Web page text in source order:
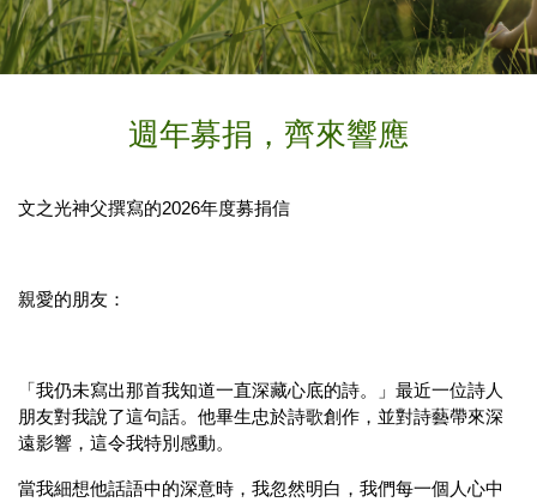
週年募捐，齊來響應
文之光神父撰寫的2026年度募捐信
親愛的朋友：
「我仍未寫出那首我知道一直深藏心底的詩。」最近一位詩人
朋友對我說了這句話。他畢生忠於詩歌創作，並對詩藝帶來深
遠影響，這令我特別感動。
當我細想他話語中的深意時，我忽然明白，我們每一個人心中